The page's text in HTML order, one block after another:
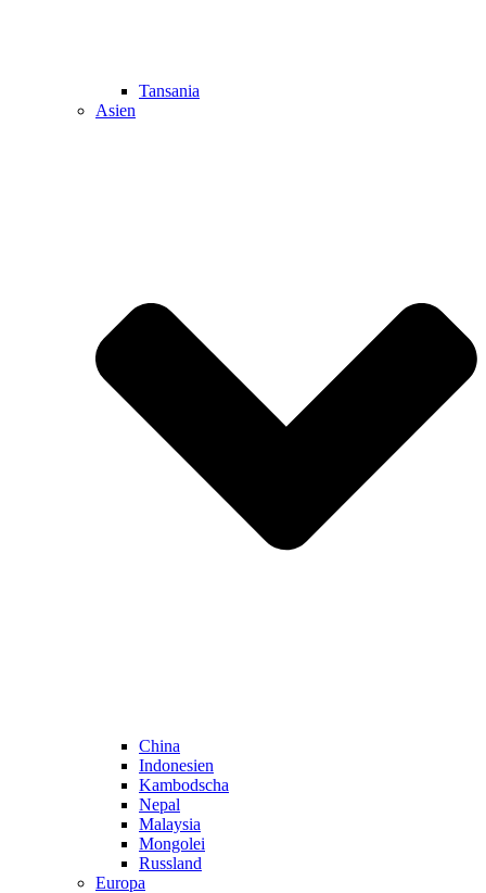
Tansania
Asien
China
Indonesien
Kambodscha
Nepal
Malaysia
Mongolei
Russland
Europa